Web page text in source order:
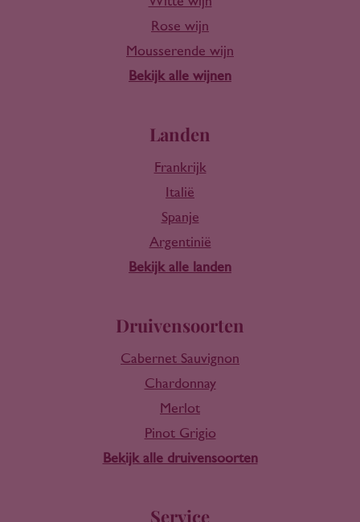
Rose wijn
Mousserende wijn
Bekijk alle wijnen
Landen
Frankrijk
Italië
Spanje
Argentinië
Bekijk alle landen
Druivensoorten
Cabernet Sauvignon
Chardonnay
Merlot
Pinot Grigio
Bekijk alle druivensoorten
Service